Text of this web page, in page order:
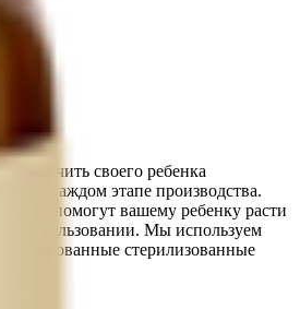
своего ребенка
на каждом этапе производства.
помогут вашему ребенку расти
в использовании. Мы используем
стерилизованные